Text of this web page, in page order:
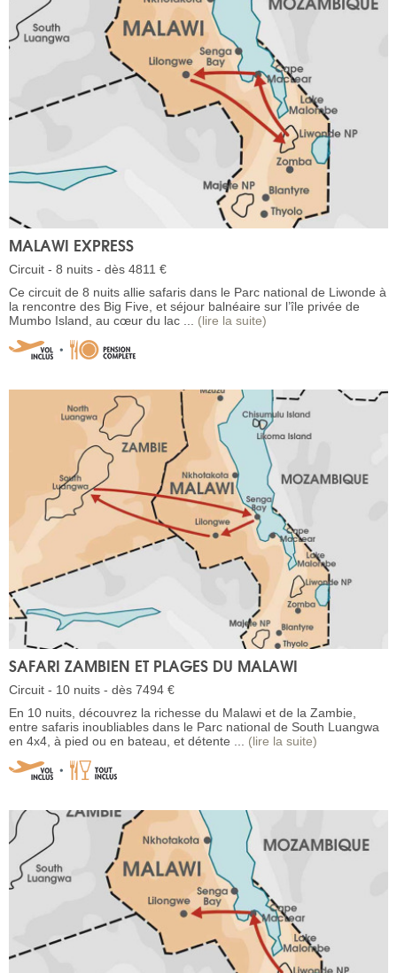
MALAWI EXPRESS
Circuit - 8 nuits - dès 4811 €
Ce circuit de 8 nuits allie safaris dans le Parc national de Liwonde à
la rencontre des Big Five, et séjour balnéaire sur l’île privée de
Mumbo Island, au cœur du lac ... (lire la suite)
SAFARI ZAMBIEN ET PLAGES DU MALAWI
Circuit - 10 nuits - dès 7494 €
En 10 nuits, découvrez la richesse du Malawi et de la Zambie,
entre safaris inoubliables dans le Parc national de South Luangwa
en 4x4, à pied ou en bateau, et détente ... (lire la suite)